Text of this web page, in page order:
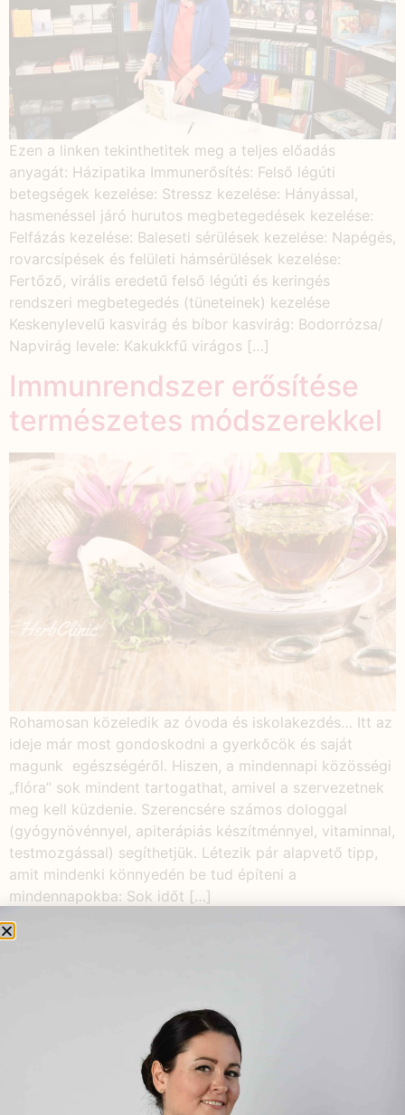
Ezen a linken tekinthetitek meg a teljes előadás
anyagát: Házipatika Immunerősítés: Felső légúti
betegségek kezelése: Stressz kezelése: Hányással,
hasmenéssel járó hurutos megbetegedések kezelése:
Felfázás kezelése: Baleseti sérülések kezelése: Napégés,
rovarcsípések és felületi hámsérülések kezelése:
Fertőző, virális eredetű felső légúti és keringés
rendszeri megbetegedés (tüneteinek) kezelése
Keskenylevelű kasvirág és bíbor kasvirág: Bodorrózsa/
Napvirág levele: Kakukkfű virágos […]
Immunrendszer erősítése
természetes módszerekkel
Rohamosan közeledik az óvoda és iskolakezdés… Itt az
ideje már most gondoskodni a gyerkőcök és saját
magunk egészségéről. Hiszen, a mindennapi közösségi
„flóra” sok mindent tartogathat, amivel a szervezetnek
meg kell küzdenie. Szerencsére számos dologgal
(gyógynövénnyel, apiterápiás készítménnyel, vitaminnal,
testmozgással) segíthetjük. Létezik pár alapvető tipp,
amit mindenki könnyedén be tud építeni a
mindennapokba: Sok időt […]
Csecsemőkori kólika
2019.04.23.
Bővül a Természetgyógyász a